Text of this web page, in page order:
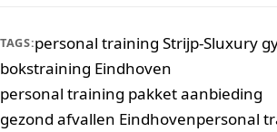
TAGS:personal training Strijp-Sluxury
bokstraining Eindhoven
personal training pakket aanbieding
gezond afvallen Eindhovenpersonal